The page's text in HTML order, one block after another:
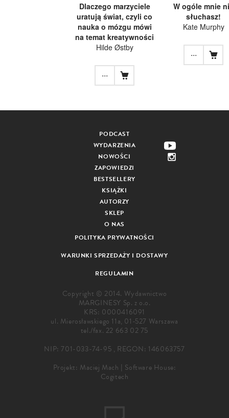
Dlaczego marzyciele
uratują świat, czyli co
nauka o mózgu mówi
na temat kreatywności
Hilde Østby
...
W ogóle mnie
słuchasz!
Kate Murphy
...
PODCAST
WYDARZENIA
NOWOŚCI
ZAPOWIEDZI
BESTSELLERY
KSIĄŻKI
AUTORZY
SKLEP
O NAS
POLITYKA PRYWATNOŚCI
WARUNKI SPRZEDAŻY I DOSTAWY
REGULAMIN
Copyright © 2014. Wydawnictwo
MARGINESY Sp. z o.o.
KRS: 0000416091
ul. Mierosławskiego 11a, 01-527 Warszawa
tel./fax. 22 663 02 75
NIP: 701-033-74-95 , REGON: 146063757
Projekt: Maciej Mach | Software House:
Cogitech